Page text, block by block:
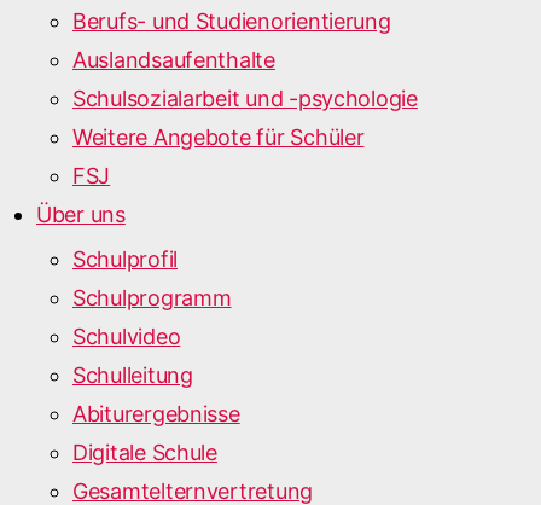
Berufs- und Studienorientierung
Auslandsaufenthalte
Schulsozialarbeit und -psychologie
Weitere Angebote für Schüler
FSJ
Über uns
Schulprofil
Schulprogramm
Schulvideo
Schulleitung
Abiturergebnisse
Digitale Schule
Gesamtelternvertretung